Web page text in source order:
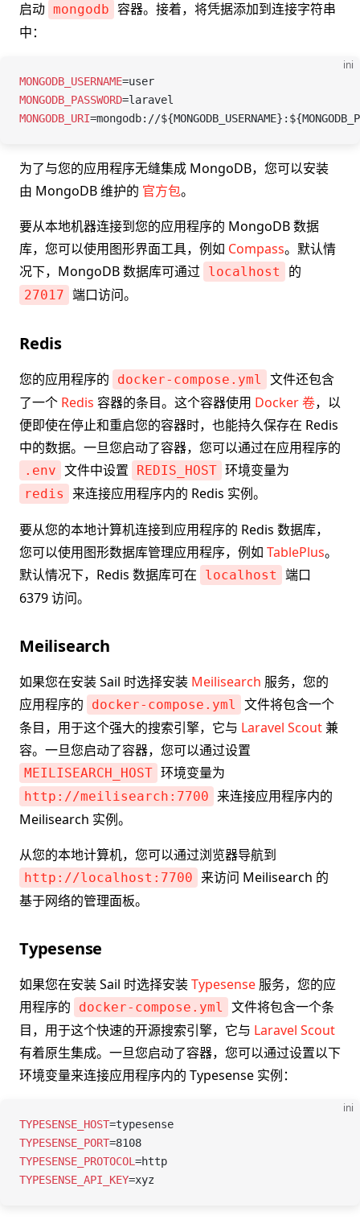
启动 mongodb
容器。接着，将凭据添加到连接字符串
中：
ini
MONGODB_USERNAME=user
MONGODB_PASSWORD=laravel
MONGODB_URI=mongodb://
为了与您的应用程序无缝集成 MongoDB，您可以安装
由 MongoDB 维护的 官方包。
要从本地机器连接到您的应用程序的 MongoDB 数据
库，您可以使用图形界面工具，例如 Compass。默认情
况下，MongoDB 数据库可通过 localhost 的
27017 端口访问。
Redis
您的应用程序的 docker-compose.yml
文件还包含
了一个 Redis 容器的条目。这个容器使用 Docker 卷，以
便即使在停止和重启您的容器时，也能持久保存在 Redis
中的数据。一旦您启动了容器，您可以通过在应用程序的
.env 文件中设置 REDIS_HOST 环境变量为
redis 来连接应用程序内的 Redis 实例。
要从您的本地计算机连接到应用程序的 Redis 数据库，
您可以使用图形数据库管理应用程序，例如 TablePlus。
默认情况下，Redis 数据库可在
localhost
端口
6379 访问。
Meilisearch
如果您在安装 Sail 时选择安装 Meilisearch 服务，您的
应用程序的
docker-compose.yml
文件将包含一个
条目，用于这个强大的搜索引擎，它与 Laravel Scout兼
容。一旦您启动了容器，您可以通过设置
MEILISEARCH_HOST 环境变量为
http://meilisearch:7700
来连接应用程序内的
Meilisearch 实例。
从您的本地计算机，您可以通过浏览器导航到
http://localhost:7700
来访问 Meilisearch 的
基于网络的管理面板。
Typesense
如果您在安装 Sail 时选择安装Typesense 服务，您的应
用程序的
docker-compose.yml
文件将包含一个条
目，用于这个快速的开源搜索引擎，它与 Laravel Scout
有着原生集成。一旦您启动了容器，您可以通过设置以下
环境变量来连接应用程序内的 Typesense 实例：
ini
TYPESENSE_HOST=typesense
TYPESENSE_PORT=8108
TYPESENSE_PROTOCOL =http
TYPESENSE_API_KEY=xyz